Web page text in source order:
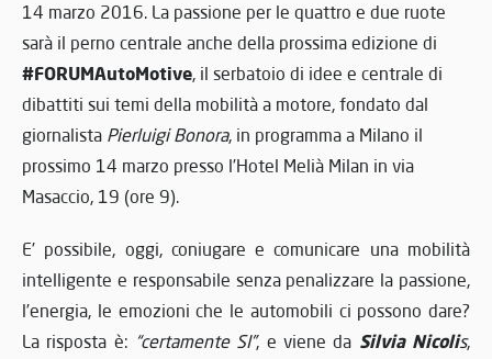
14 marzo 2016. La passione per le quattro e due ruote
sarà il perno centrale anche della prossima edizione di
#FORUMAutoMotive, il serbatoio di idee e centrale di
dibattiti sui temi della mobilità a motore, fondato dal
giornalista Pierluigi Bonora, in programma a Milano il
prossimo 14 marzo presso l’Hotel Melià Milan in via
Masaccio, 19 (ore 9).
E’ possibile, oggi, coniugare e comunicare una mobilità
intelligente e responsabile senza penalizzare la passione,
l’energia, le emozioni che le automobili ci possono dare?
La risposta è: “certamente SI”, e viene da Silvia Nicolis,